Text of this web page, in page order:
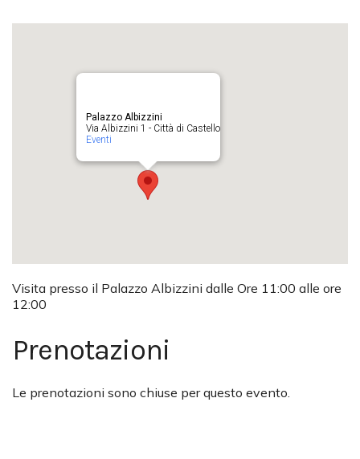
Palazzo Albizzini
Via Albizzini 1 - Città di Castello
Eventi
Visita presso il Palazzo Albizzini dalle Ore 11:00 alle ore
12:00
Prenotazioni
Le prenotazioni sono chiuse per questo evento.